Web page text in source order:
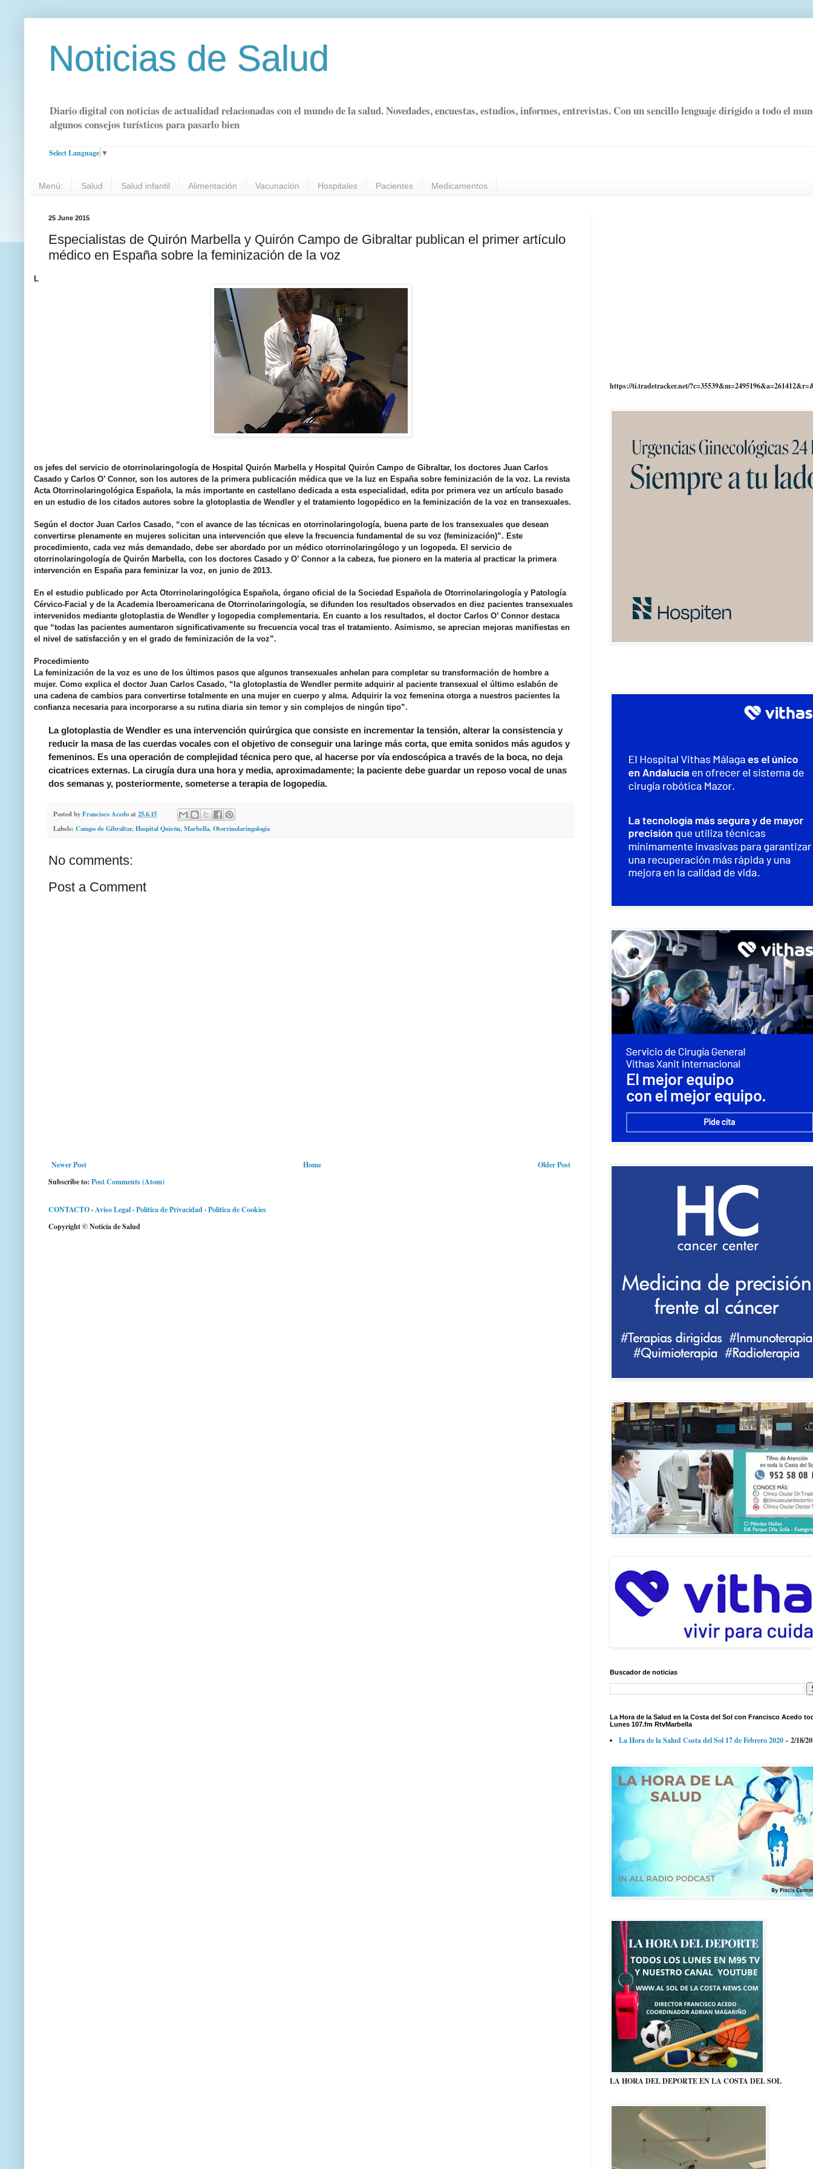
Noticias de Salud
Diario digital con noticias de actualidad relacionadas con el mundo de la salud. Novedades, encuestas, estudios, informes, entrevistas. Con un sencillo lenguaje dirigido a todo el
algunos consejos turísticos para pasarlo bien
Select Language ▼
Menú: Salud Salud infantil Alimentación Vacunación Hospitales Pacientes Medicamentos
25 June 2015
Especialistas de Quirón Marbella y Quirón Campo de Gibraltar publican el primer artículo
médico en España sobre la feminización de la voz
L
os jefes del servicio de otorrinolaringología de Hospital Quirón Marbella y Hospital Quirón Campo de Gibraltar, los doctores Juan Carlos
Casado y Carlos O’ Connor, son los autores de la primera publicación médica que ve la luz en España sobre feminización de la voz. La revista
Acta Otorrinolaringológica Española, la más importante en castellano dedicada a esta especialidad, edita por primera vez un artículo basado
en un estudio de los citados autores sobre la glotoplastia de Wendler y el tratamiento logopédico en la feminización de la voz en transexuales.
Según el doctor Juan Carlos Casado, “con el avance de las técnicas en otorrinolaringología, buena parte de los transexuales que desean
convertirse plenamente en mujeres solicitan una intervención que eleve la frecuencia fundamental de su voz (feminización)”. Este
procedimiento, cada vez más demandado, debe ser abordado por un médico otorrinolaringólogo y un logopeda. El servicio de
otorrinolaringología de Quirón Marbella, con los doctores Casado y O’ Connor a la cabeza, fue pionero en la materia al practicar la primera
intervención en España para feminizar la voz, en junio de 2013.
En el estudio publicado por Acta Otorrinolaringológica Española, órgano oficial de la Sociedad Española de Otorrinolaringología y Patología
Cérvico-Facial y de la Academia Iberoamericana de Otorrinolaringología, se difunden los resultados observados en diez pacientes transexuales
intervenidos mediante glotoplastia de Wendler y logopedia complementaria. En cuanto a los resultados, el doctor Carlos O’ Connor destaca
que “todas las pacientes aumentaron signiﬁcativamente su frecuencia vocal tras el tratamiento. Asimismo, se aprecian mejoras manifiestas en
el nivel de satisfacción y en el grado de feminización de la voz”.
Procedimiento
La feminización de la voz es uno de los últimos pasos que algunos transexuales anhelan para completar su transformación de hombre a
mujer. Como explica el doctor Juan Carlos Casado, “la glotoplastia de Wendler permite adquirir al paciente transexual el último eslabón de
una cadena de cambios para convertirse totalmente en una mujer en cuerpo y alma. Adquirir la voz femenina otorga a nuestros pacientes la
confianza necesaria para incorporarse a su rutina diaria sin temor y sin complejos de ningún tipo”.
La glotoplastia de Wendler es una intervención quirúrgica que consiste en incrementar la tensión, alterar la consistencia y
reducir la masa de las cuerdas vocales con el objetivo de conseguir una laringe más corta, que emita sonidos más agudos y
femeninos. Es una operación de complejidad técnica pero que, al hacerse por vía endoscópica a través de la boca, no deja
cicatrices externas. La cirugía dura una hora y media, aproximadamente; la paciente debe guardar un reposo vocal de unas
dos semanas y, posteriormente, someterse a terapia de logopedia.
Posted byFrancisco Acedoat 25.6.15
Labels: Campo de Gibraltar,Hospital Quirón,Marbella,Otorrinolaringología
No comments:
Post a Comment
Newer Post Older Post
Home
Subscribe to: Post Comments (Atom)
CONTACTO·Aviso Legal·Política de Privacidad·Política de Cookies
Copyright © Noticia de Salud
https://ti.tradetracker.net/
Buscador de noticias
La Hora de la Salud en la Costa del Sol con Francisco Acedo
Lunes 107.fm RtvMarbella
La Hora de la Salud Costa del Sol 17 de Febrero 2020 - 2/18/
LA HORA DEL DEPORTE EN LA COSTA DEL SOL